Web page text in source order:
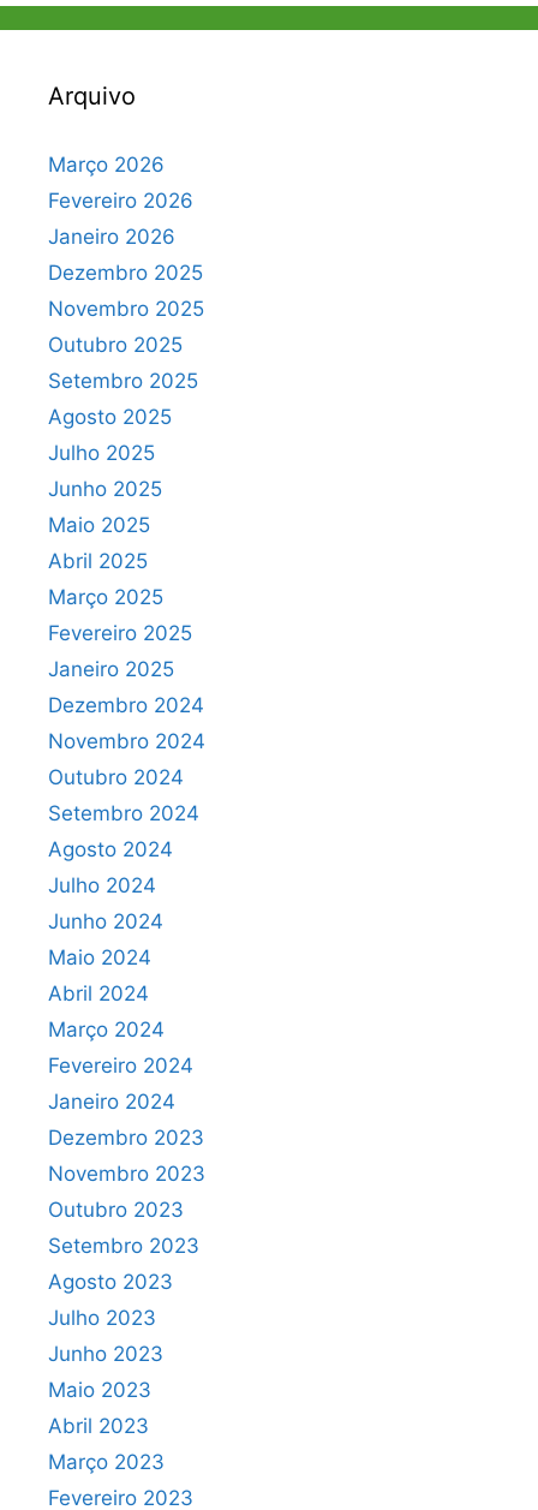
Arquivo
Março 2026
Fevereiro 2026
Janeiro 2026
Dezembro 2025
Novembro 2025
Outubro 2025
Setembro 2025
Agosto 2025
Julho 2025
Junho 2025
Maio 2025
Abril 2025
Março 2025
Fevereiro 2025
Janeiro 2025
Dezembro 2024
Novembro 2024
Outubro 2024
Setembro 2024
Agosto 2024
Julho 2024
Junho 2024
Maio 2024
Abril 2024
Março 2024
Fevereiro 2024
Janeiro 2024
Dezembro 2023
Novembro 2023
Outubro 2023
Setembro 2023
Agosto 2023
Julho 2023
Junho 2023
Maio 2023
Abril 2023
Março 2023
Fevereiro 2023